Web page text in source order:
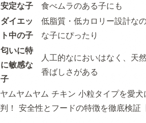
安定な子
食べムラのある子にも
ダイエッ
ト中の子
低脂質・低カロリー設計な
な子にぴったり
匂いに特
に敏感な
子
人工的なにおいはなく、天
香ばしさがある
ヤムヤムヤム チキン 小粒タイプを愛
判！ 安全性とフードの特徴を徹底検証